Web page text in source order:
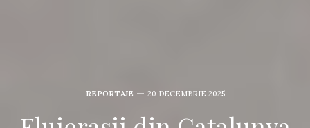
REPORTAJE 20 DECEMBRIE 2025